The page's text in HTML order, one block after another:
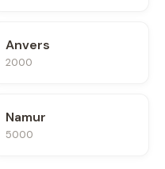
Anvers
2000
Namur
5000